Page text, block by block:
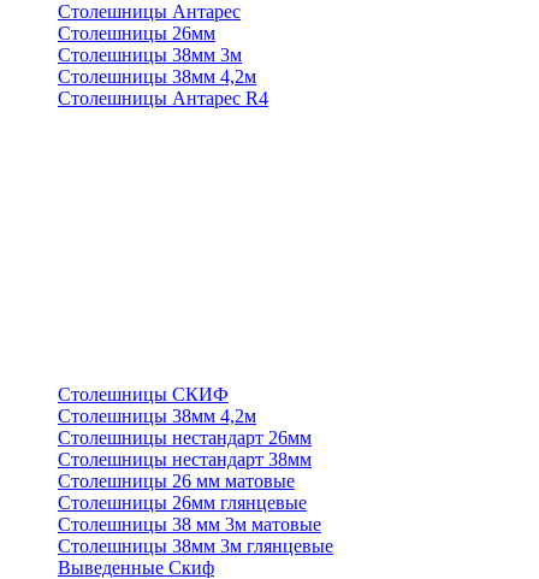
Столешницы Антарес
Столешницы 26мм
Столешницы 38мм 3м
Столешницы 38мм 4,2м
Столешницы Антарес R4
Столешницы СКИФ
Столешницы 38мм 4,2м
Столешницы нестандарт 26мм
Столешницы нестандарт 38мм
Столешницы 26 мм матовые
Столешницы 26мм глянцевые
Столешницы 38 мм 3м матовые
Столешницы 38мм 3м глянцевые
Выведенные Скиф